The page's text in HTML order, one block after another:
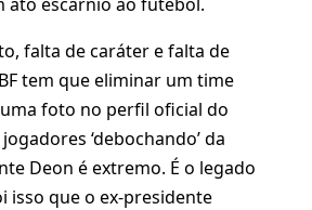
falta de caráter e falta de
tem que eliminar um time
foto no perfil oficial do
‘debochando’ da
Deon é extremo. É o legado
isso que o ex-presidente